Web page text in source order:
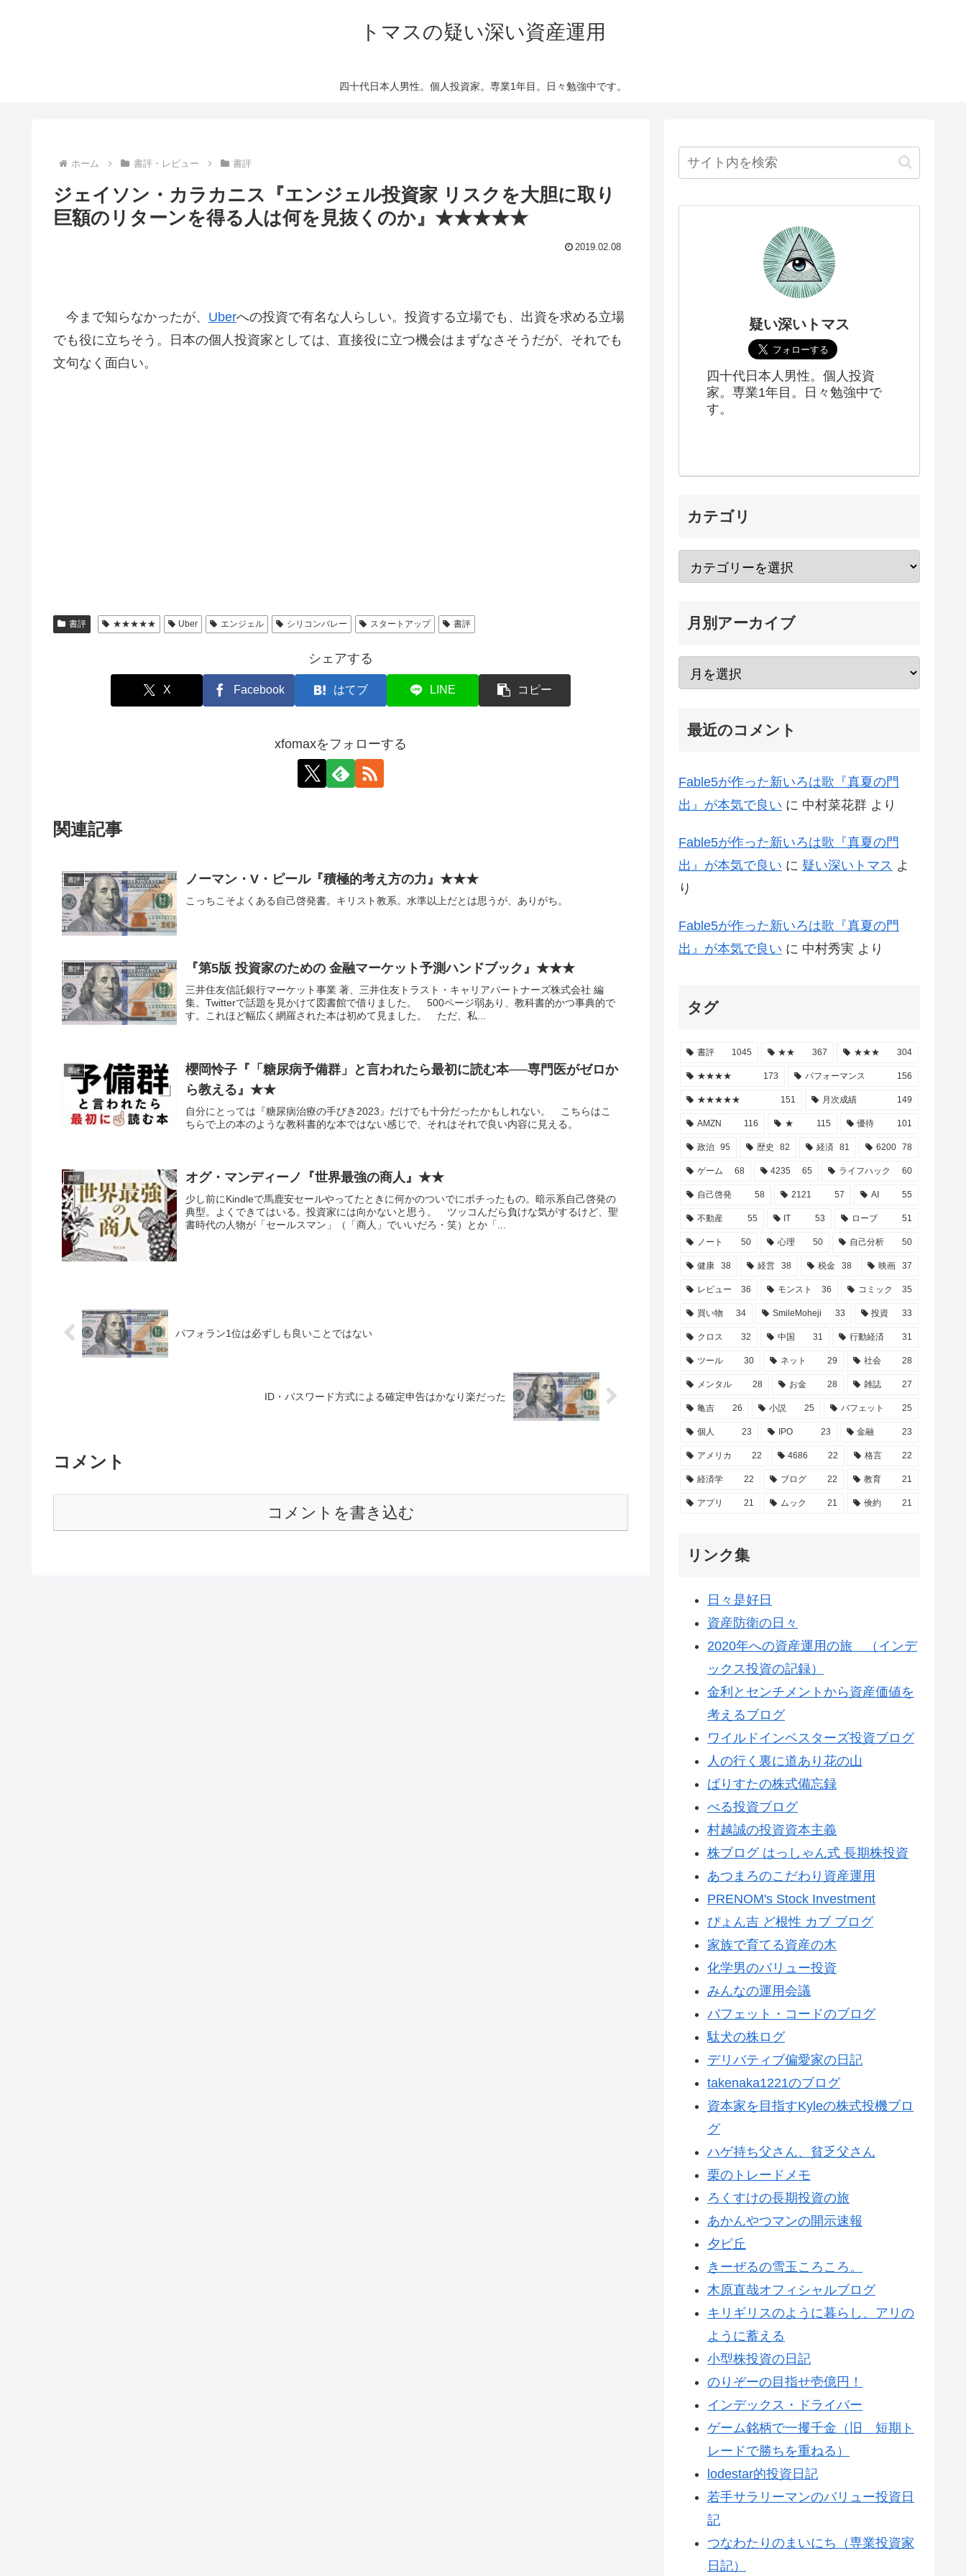
トマスの疑い深い資産運用
四十代日本人男性。個人投資家。専業1年目。日々勉強中です。
ホーム 書評・レビュー 書評
ジェイソン・カラカニス『エンジェル投資家 リスクを大胆に取り
巨額のリターンを得る人は何を見抜くのか』★★★★★
2019.02.08
今まで知らなかったが、 Uberへの投資で有名な人らしい。投資する立場でも、出資を求める立場
でも役に立ちそう。日本の個人投資家としては、直接役に立つ機会はまずなさそうだが、それでも
文句なく面白い。
書評 ★★★★★ Uber エンジェル シリコンバレー スタートアップ 書評
シェアする
X Facebook はてブ LINE コピー
xfomaxをフォローする
関連記事
書評 ノーマン・V・ピール『積極的考え方の力』★★★
こっちこそよくある自己啓発書。キリスト教系。水準以上だとは思うが、ありがち。
書評 『第5版 投資家のための 金融マーケット予測ハンドブック』★★★
三井住友信託銀行マーケット事業 著、三井住友トラスト・キャリアパートナーズ株式会社 編
集。Twitterで話題を見かけて図書館で借りました。 500ページ弱あり、教科書的かつ事典的で
す。これほど幅広く網羅された本は初めて見ました。 ただ、私...
書評
櫻岡怜子『「糖尿病予備群」と言われたら最初に読む本──専門医がゼロか
ら教える』★★
自分にとっては『糖尿病治療の手びき2023』だけでも十分だったかもしれない。 こちらはこ
ちらで上の本のような教科書的な本ではない感じで、それはそれで良い内容に見える。
書評 オグ・マンディーノ『世界最強の商人』★★
少し前にKindleで馬鹿安セールやってたときに何かのついでにポチったもの。暗示系自己啓発の
典型。よくできてはいる。投資家には向かないと思う。 ツッコんだら負けな気がするけど、聖
書時代の人物が「セールスマン」（「商人」でいいだろ・笑）とか「...
パフォラン1位は必ずしも良いことではない
ID・パスワード方式による確定申告はかなり楽だった
コメント
コメントを書き込む
疑い深いトマス
四十代日本人男性。個人投資
家。専業1年目。日々勉強中で
す。
カテゴリ
月別アーカイブ
最近のコメント
Fable5が作った新いろは歌『真夏の門
出』が本気で良い に 中村菜花群 より
Fable5が作った新いろは歌『真夏の門
出』が本気で良い に 疑い深いトマス よ
り
Fable5が作った新いろは歌『真夏の門
出』が本気で良い に 中村秀実 より
タグ
書評 1045 ★★ 367 ★★★ 304
★★★★ 173 パフォーマンス 156
★★★★★ 151 月次成績 149
AMZN 116 ★ 115 優待 101
政治 95 歴史 82 経済 81 6200 78
ゲーム 68 4235 65 ライフハック 60
自己啓発 58 2121 57 AI 55
不動産 55 IT 53 ローブ 51
ノート 50 心理 50 自己分析 50
健康 38 経営 38 税金 38 映画 37
レビュー 36 モンスト 36 コミック 35
買い物 34 SmileMoheji 33 投資 33
クロス 32 中国 31 行動経済 31
ツール 30 ネット 29 社会 28
メンタル 28 お金 28 雑誌 27
亀吉 26 小説 25 バフェット 25
個人 23 IPO 23 金融 23
アメリカ 22 4686 22 格言 22
経済学 22 ブログ 22 教育 21
アプリ 21 ムック 21 倹約 21
リンク集
日々是好日
資産防衛の日々
2020年への資産運用の旅 （インデ
ックス投資の記録）
金利とセンチメントから資産価値を
考えるブログ
ワイルドインベスターズ投資ブログ
人の行く裏に道あり花の山
ばりすたの株式備忘録
べる投資ブログ
村越誠の投資資本主義
株ブログ はっしゃん式 長期株投資
あつまろのこだわり資産運用
PRENOM's Stock Investment
ぴょん吉 ど根性 カブ ブログ
家族で育てる資産の木
化学男のバリュー投資
みんなの運用会議
バフェット・コードのブログ
駄犬の株ログ
デリバティブ偏愛家の日記
takenaka1221のブログ
資本家を目指すKyleの株式投機ブロ
グ
ハゲ持ち父さん、貧乏父さん
栗のトレードメモ
ろくすけの長期投資の旅
あかんやつマンの開示速報
夕ピ丘
きーぜるの雪玉ころころ。
木原直哉オフィシャルブログ
キリギリスのように暮らし、アリの
ように蓄える
小型株投資の日記
のりぞーの目指せ壱億円！
インデックス・ドライバー
ゲーム銘柄で一攫千金（旧 短期ト
レードで勝ちを重ねる）
lodestar的投資日記
若手サラリーマンのバリュー投資日
記
つなわたりのまいにち（専業投資家
日記）